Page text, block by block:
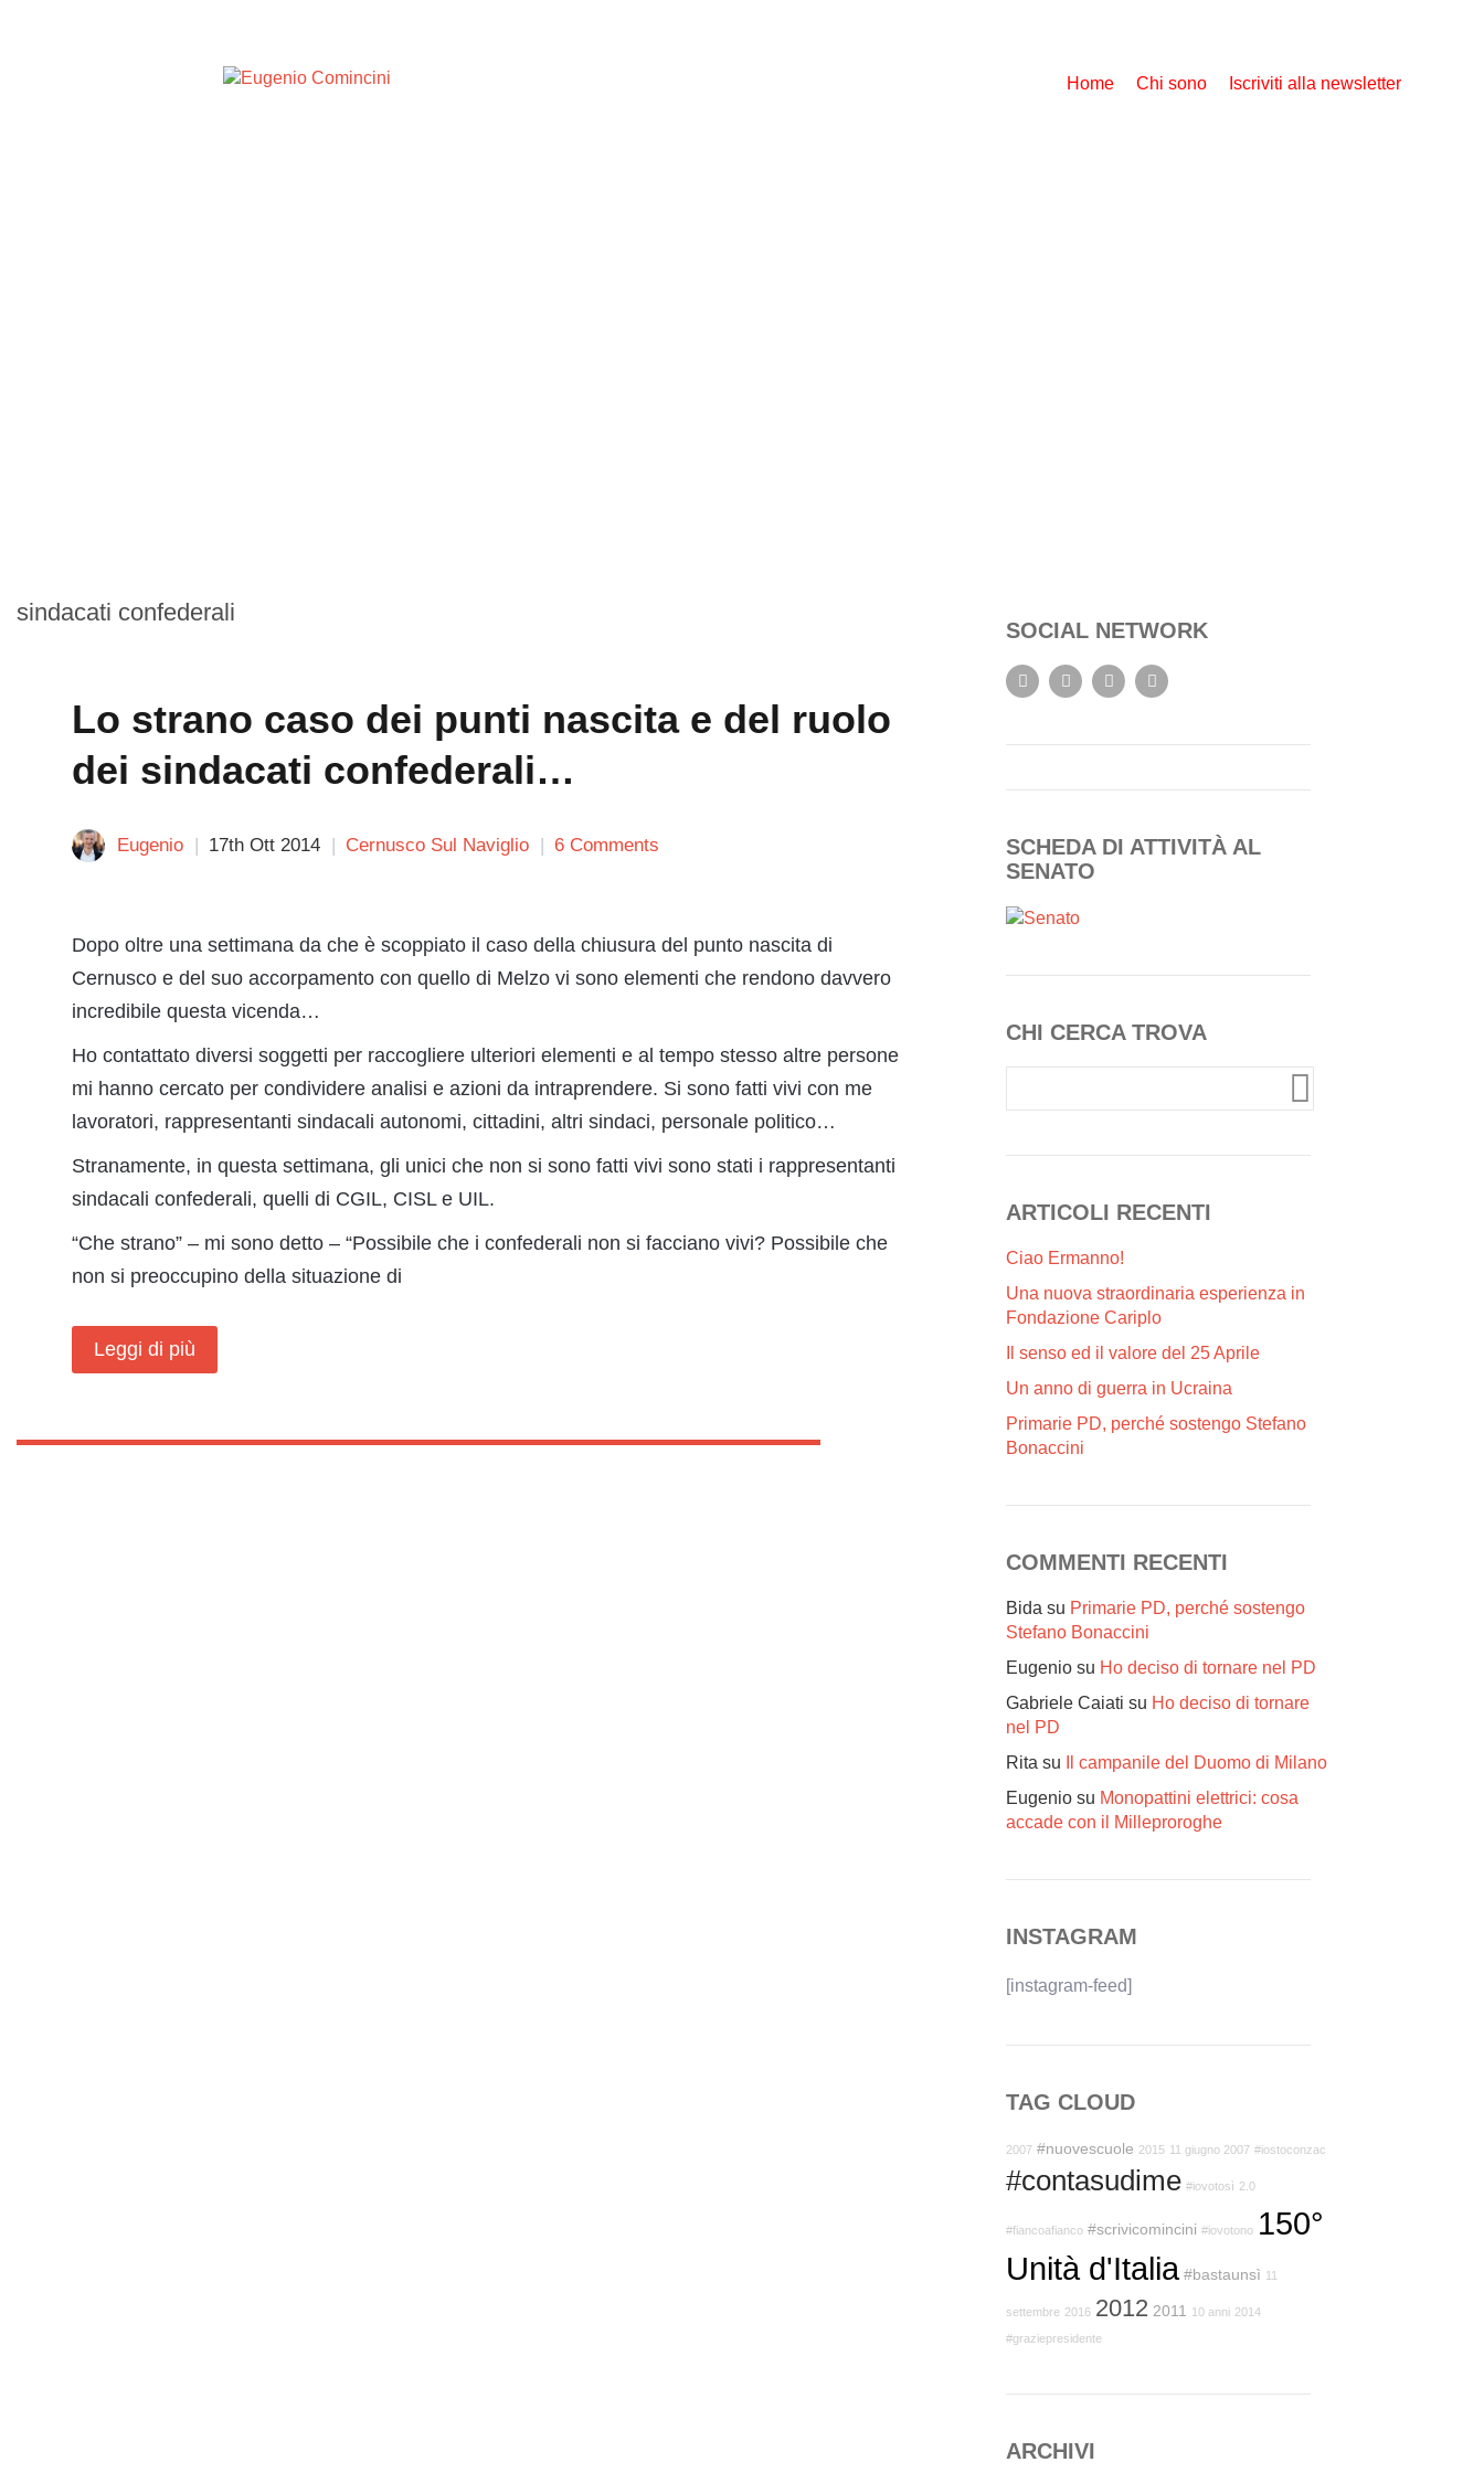
Home Chi sono Iscriviti alla newsletter
sindacati confederali
Lo strano caso dei punti nascita e del ruolo
dei sindacati confederali…
Eugenio 17th Ott 2014 Cernusco Sul Naviglio 6 Comments
Dopo oltre una settimana da che è scoppiato il caso della chiusura del punto nascita di
Cernusco e del suo accorpamento con quello di Melzo vi sono elementi che rendono davvero
incredibile questa vicenda…
Ho contattato diversi soggetti per raccogliere ulteriori elementi e al tempo stesso altre persone
mi hanno cercato per condividere analisi e azioni da intraprendere. Si sono fatti vivi con me
lavoratori, rappresentanti sindacali autonomi, cittadini, altri sindaci, personale politico…
Stranamente, in questa settimana, gli unici che non si sono fatti vivi sono stati i rappresentanti
sindacali confederali, quelli di CGIL, CISL e UIL.
“Che strano” – mi sono detto – “Possibile che i confederali non si facciano vivi? Possibile che
non si preoccupino della situazione di
Leggi di più
SOCIAL NETWORK
SCHEDA DI ATTIVITÀ AL
SENATO
CHI CERCA TROVA
ARTICOLI RECENTI
Ciao Ermanno!
Una nuova straordinaria esperienza in
Fondazione Cariplo
Il senso ed il valore del 25 Aprile
Un anno di guerra in Ucraina
Primarie PD, perché sostengo Stefano
Bonaccini
COMMENTI RECENTI
Bida su Primarie PD, perché sostengo
Stefano Bonaccini
Eugenio su Ho deciso di tornare nel PD
Gabriele Caiati su Ho deciso di tornare
nel PD
Rita su
Il campanile del Duomo di Milano
Eugenio su Monopattini elettrici: cosa
accade con il Milleproroghe
INSTAGRAM
[instagram-feed]
TAG CLOUD
2007 #nuovescuole 2015 11 giugno 2007 #iostoconzac
#contasudime #iovotosì 2.0
#fiancoafianco #scrivicomincini #iovotono 150°
Unità d'Italia #bastaunsì 11
settembre 2016 2012 2011 10 anni 2014
#graziepresidente
ARCHIVI